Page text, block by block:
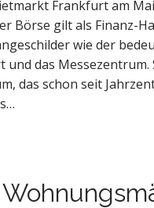
Frankfurt am
Börse gilt als Finanz-
wie der
das
das schon seit